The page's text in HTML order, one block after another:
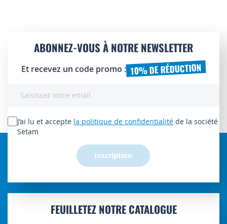
ABONNEZ-VOUS À NOTRE NEWSLETTER
Et recevez un code promo : 10% DE RÉDUCTION
lettre
d’information
J’ai lu et accepte la politique de confidentialité de la société
Setam
Inscription
FEUILLETEZ NOTRE CATALOGUE